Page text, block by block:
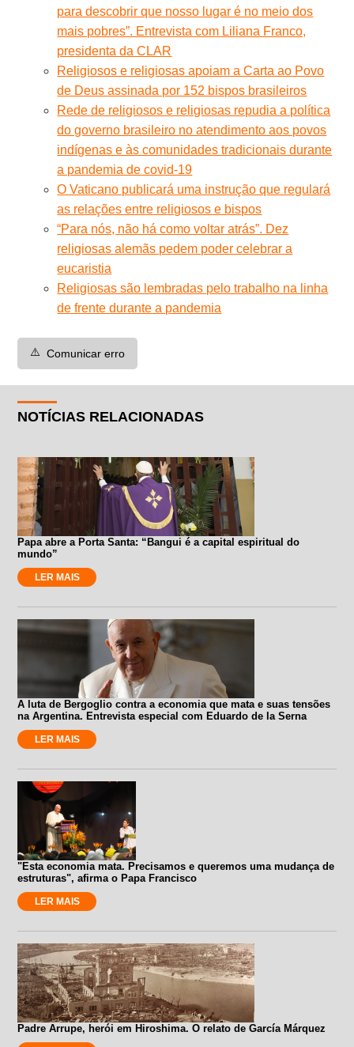
para descobrir que nosso lugar é no meio dos
mais pobres”. Entrevista com Liliana Franco,
presidenta da CLAR
Religiosos e religiosas apoiam a Carta ao Povo
de Deus assinada por 152 bispos brasileiros
Rede de religiosos e religiosas repudia a política
do governo brasileiro no atendimento aos povos
indígenas e às comunidades tradicionais durante
a pandemia de covid-19
O Vaticano publicará uma instrução que regulará
as relações entre religiosos e bispos
“Para nós, não há como voltar atrás”. Dez
religiosas alemãs pedem poder celebrar a
eucaristia
Religiosas são lembradas pelo trabalho na linha
de frente durante a pandemia
⚠️ Comunicar erro
NOTÍCIAS RELACIONADAS
Papa abre a Porta Santa: “Bangui é a capital espiritual do
mundo”
LER MAIS
A luta de Bergoglio contra a economia que mata e suas tensões
na Argentina. Entrevista especial com Eduardo de la Serna
LER MAIS
"Esta economia mata. Precisamos e queremos uma mudança de
estruturas", afirma o Papa Francisco
LER MAIS
Padre Arrupe, herói em Hiroshima. O relato de García Márquez